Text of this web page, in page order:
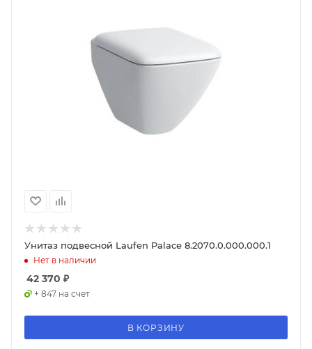
Унитаз подвесной Laufen Palace 8.2070.0.000.000.1
Нет в наличии
42 370 ₽
+ 847 на счет
В КОРЗИНУ